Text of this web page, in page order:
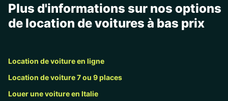
Plus d'informations sur nos options
de location de voitures à bas prix
Location de voiture en ligne
Location de voiture 7 ou 9 places
Louer une voiture en Italie